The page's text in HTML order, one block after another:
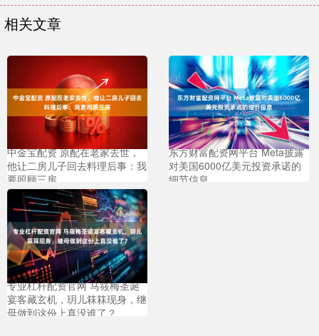
相关文章
中金宝配资 原配在老家去世，
他让二房儿子回去料理后事：我
要照顾三房
东方财富配资网平台 Meta披露
对美国6000亿美元投资承诺的
细节信息
专业杠杆配资官网 马筱梅圣诞
宴客藏玄机，玥儿箖箖现身，继
母做到这份上真没谁了？